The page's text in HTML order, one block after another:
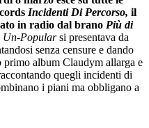
Incidenti Di Percorso, il
in radio dal brano Più di
Un-Popularsi presentava da
senza censure e dando
primo album Claudym allarga e
quegli incidenti di
i piani ma obbligano a